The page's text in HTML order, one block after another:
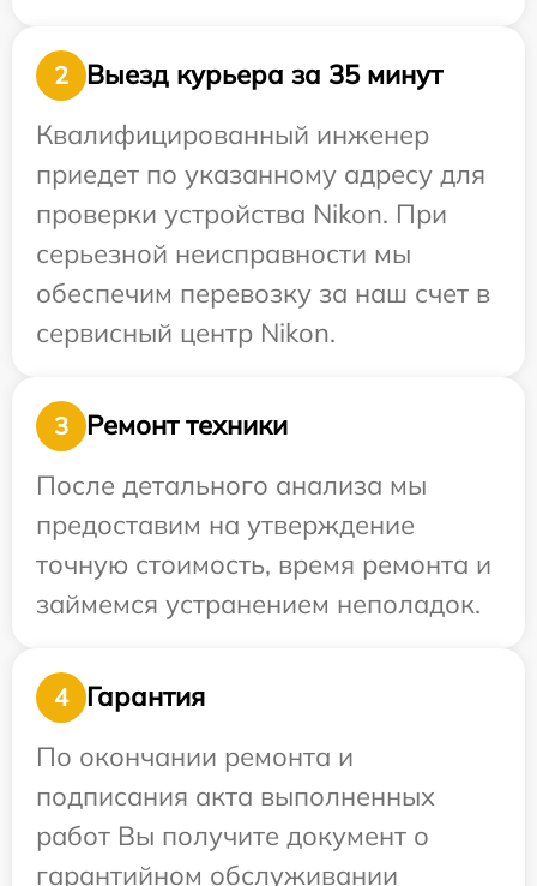
2
Выезд курьера за 35 минут
Квалифицированный инженер
приедет по указанному адресу для
проверки устройства Nikon. При
серьезной неисправности мы
обеспечим перевозку за наш счет в
сервисный центр Nikon.
3
Ремонт техники
После детального анализа мы
предоставим на утверждение
точную стоимость, время ремонта и
займемся устранением неполадок.
4
Гарантия
По окончании ремонта и
подписания акта выполненных
работ Вы получите документ о
гарантийном обслуживании